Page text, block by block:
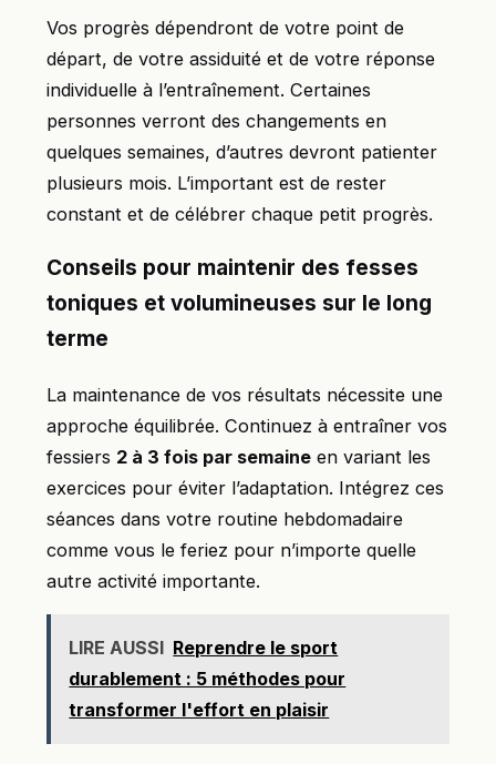
Vos progrès dépendront de votre point de
départ, de votre assiduité et de votre réponse
individuelle à l’entraînement. Certaines
personnes verront des changements en
quelques semaines, d’autres devront patienter
plusieurs mois. L’important est de rester
constant et de célébrer chaque petit progrès.
Conseils pour maintenir des fesses
toniques et volumineuses sur le long
terme
La maintenance de vos résultats nécessite une
approche équilibrée. Continuez à entraîner vos
fessiers 2 à 3 fois par semaine en variant les
exercices pour éviter l’adaptation. Intégrez ces
séances dans votre routine hebdomadaire
comme vous le feriez pour n’importe quelle
autre activité importante.
LIRE AUSSI Reprendre le sport
durablement : 5 méthodes pour
transformer l'effort en plaisir